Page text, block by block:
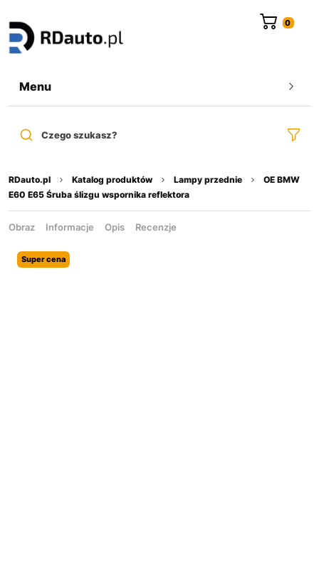
Menu
Czego szukasz?
RDauto.pl Katalog produktów Lampy przednie
OE BMW
E60 E65 Śruba ślizgu wspornika reflektora
Obraz Informacje Opis Recenzje
Super cena